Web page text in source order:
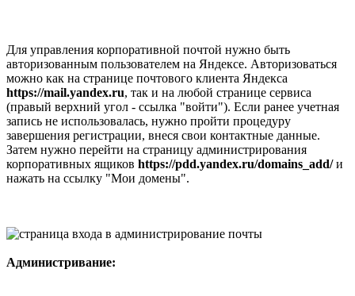
Для управления корпоративной почтой нужно быть
авторизованным пользователем на Яндексе. Авторизоваться
можно как на странице почтового клиента Яндекса
https://mail.yandex.ru, так и на любой странице сервиса
(правый верхний угол - ссылка "войти"). Если ранее учетная
запись не использовалась, нужно пройти процедуру
завершения регистрации, внеся свои контактные данные.
Затем нужно перейти на страницу администрирования
корпоративных ящиков https://pdd.yandex.ru/domains_add/и
нажать на ссылку "Мои домены".
Администривание: